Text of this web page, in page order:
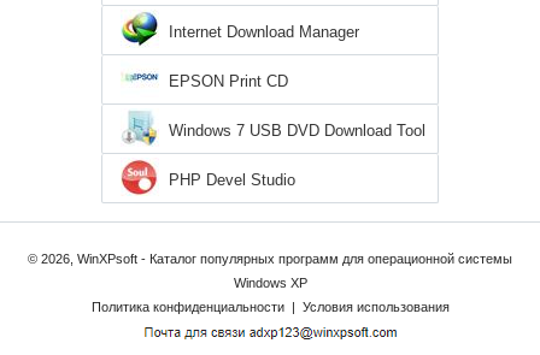
Internet Download Manager
EPSON Print CD
Windows 7 USB DVD Download Tool
PHP Devel Studio
© 2026, WinXPsoft - Каталог популярных программ для операционной системы
Windows XP
Политика конфиденциальности
Условия использования